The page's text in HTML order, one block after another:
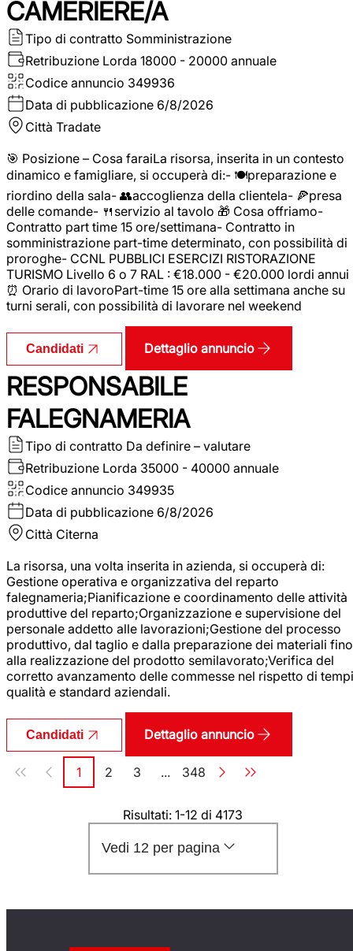
CAMERIERE/A
Tipo di contratto Somministrazione
Retribuzione Lorda 18000 - 20000 annuale
Codice annuncio 349936
Data di pubblicazione 6/8/2026
Città Tradate
🎯 Posizione – Cosa faraiLa risorsa, inserita in un contesto
dinamico e famigliare, si occuperà di:- 🍽️preparazione e
riordino della sala- 👥accoglienza della clientela- 🍕presa
delle comande- 🍴servizio al tavolo 🎁 Cosa offriamo-
Contratto part time 15 ore/settimana- Contratto in
somministrazione part-time determinato, con possibilità di
proroghe- CCNL PUBBLICI ESERCIZI RISTORAZIONE
TURISMO Livello 6 o 7 RAL : €18.000 - €20.000 lordi annui
⏰ Orario di lavoroPart-time 15 ore alla settimana anche su
turni serali, con possibilità di lavorare nel weekend
Candidati Dettaglio annuncio
RESPONSABILE
FALEGNAMERIA
Tipo di contratto Da definire – valutare
Retribuzione Lorda 35000 - 40000 annuale
Codice annuncio 349935
Data di pubblicazione 6/8/2026
Città Citerna
La risorsa, una volta inserita in azienda, si occuperà di:
Gestione operativa e organizzativa del reparto
falegnameria;Pianificazione e coordinamento delle attività
produttive del reparto;Organizzazione e supervisione del
personale addetto alle lavorazioni;Gestione del processo
produttivo, dal taglio e dalla preparazione dei materiali fino
alla realizzazione del prodotto semilavorato;Verifica del
corretto avanzamento delle commesse nel rispetto di
qualità e standard aziendali.
Candidati Dettaglio annuncio
Paginazione
Pagina
1 Pagina
2 Pagina
3 ... Pagina
348
Risultati: 1-12 di 4173
Vedi 12 per pagina